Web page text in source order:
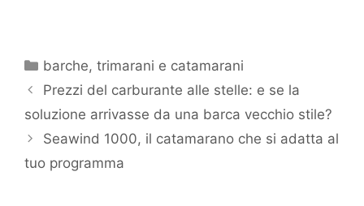
Categorie
barche,trimarani e catamarani
Prezzi del carburante alle stelle: e se la
soluzione arrivasse da una barca vecchio stile?
Seawind 1000, il catamarano che si adatta al
tuo programma